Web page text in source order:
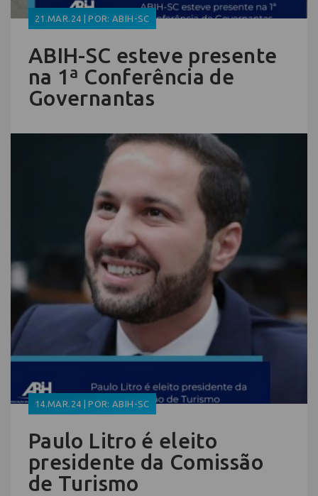
21.MAR.24 | POR: ABIH-SC
ABIH-SC esteve presente
na 1ª Conferência de
Governantas
14.MAR.24 | POR: ABIH-SC
Paulo Litro é eleito
presidente da Comissão
de Turismo